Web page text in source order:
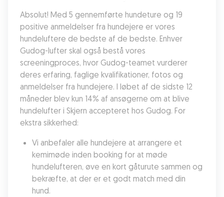
Absolut! Med 5 gennemførte hundeture og 19
positive anmeldelser fra hundejere er vores
hundeluftere de bedste af de bedste. Enhver
Gudog-lufter skal også bestå vores
screeningproces, hvor Gudog-teamet vurderer
deres erfaring, faglige kvalifikationer, fotos og
anmeldelser fra hundejere. I løbet af de sidste 12
måneder blev kun 14% af ansøgerne om at blive
hundelufter i Skjern accepteret hos Gudog. For
ekstra sikkerhed:
Vi anbefaler alle hundejere at arrangere et
kemimøde inden booking for at møde
hundelufteren, øve en kort gåturute sammen og
bekræfte, at der er et godt match med din
hund.